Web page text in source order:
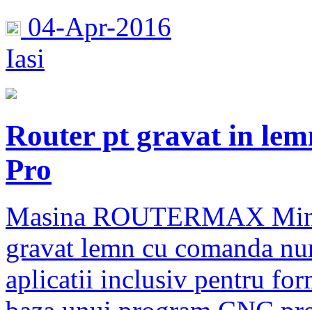
04-Apr-2016
Iasi
Router pt gravat in
Pro
Masina ROUTERMAX
gravat lemn cu comanda
aplicatii inclusiv pentru